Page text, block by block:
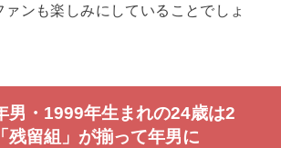
ァンも楽しみにしていることでしょ
男・1999年生まれの24歳は2
残留組」が揃って年男に